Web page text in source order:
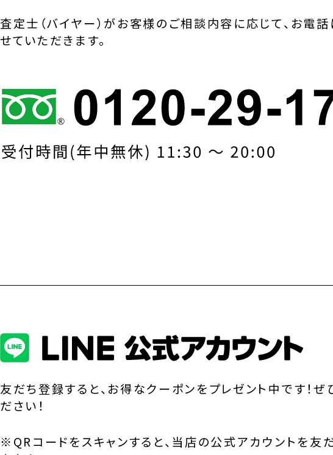
査定士（バイヤー）がお客様のご相談内容に応じて、お電
せていただきます。
友だち登録すると、お得なクーポンをプレゼント中です！ぜ
ださい！
※QRコードをスキャンすると、当店の公式アカウントを友